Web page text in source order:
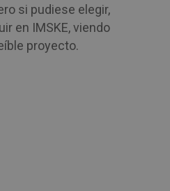
si pudiese elegir,
en IMSKE, viendo
proyecto.